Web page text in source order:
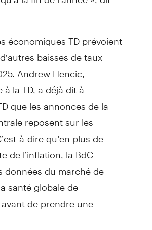
économiques TD prévoient
baisses de taux
Andrew Hencic,
la TD, a déjà dit à
que les annonces de la
reposent sur les
à-dire qu’en plus de
de l’inflation, la BdC
données du marché de
santé globale de
de prendre une